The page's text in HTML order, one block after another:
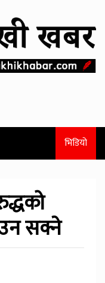
भिडियो
सक्ने